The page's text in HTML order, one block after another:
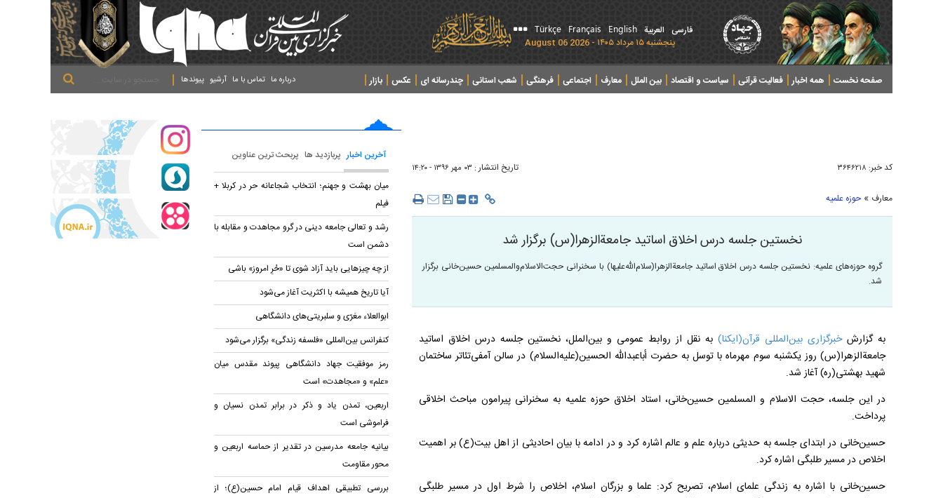
فارسی العربیة English
Français
Türkçe
پنجشنبه ۱۵ مرداد ۱۴۰۵ - 2026 August 06
صفحه نخست همه اخبار فعالیت قرآنی سیاست و اقتصاد بین الملل معارف اجتماعی فرهنگی شعب استانی چندرسانه ای عکس
بازار
پیوندها آرشیو تماس با ما درباره ما
کد خبر: ۳۶۴۶۲۱۸ تاریخ انتشار : ۰۳ مهر ۱۳۹۶ - ۱۴:۲۰
معارف » حوزه علمیه
نخستین جلسه درس اخلاق اساتید جامعةالزهرا(س) برگزار شد
گروه حوزه‌های علمیه: نخستین جلسه درس اخلاق اساتید جامعةالزهرا(سلام‌الله‌علیها) با سخنرانی حجت‌الاسلام‌والمسلمین حسین‌خانی برگزار
شد.
به گزارشخبرگزاری بین‌المللی قرآن(ایکنا) به نقل از روابط عمومی و بین‌الملل، نخستین جلسه درس اخلاق اساتید
جامعةالزهرا(س) روز یکشنبه سوم مهرماه با توسل به حضرت أباعبدالله الحسین(علیه‌السلام) در سالن آمفی‌تئاتر ساختمان
شهید بهشتی(ره) آغاز شد.
در این جلسه، حجت الاسلام و المسلمین حسین‌خانی، استاد اخلاق حوزه علمیه به سخنرانی پیرامون مباحث اخلاقی
پرداخت.
حسین‌خانی‌ در ابتدای جلسه به حدیثی درباره علم و عالم اشاره کرد و در ادامه با بیان احادیثی از اهل بیت(ع) بر اهمیت
اخلاص در مسیر طلبگی اشاره کرد.
حسین‌خانی با اشاره به زندگی علمای اسلام، تصریح کرد: علما و بزرگان اسلام، اخلاص را شرط اول در مسیر طلبگی
آخرین اخبار پربازدید ها پربحث ترین عناوین
میان بهشت و جهنم؛ انتخاب شجاعانه حر در کربلا +
فیلم
رشد و تعالی جامعه دینی در گرو مجاهدت و مقابله با
دشمن است
از چه چیزهایی باید آزاد شوی تا «حُرِ امروز» باشی
آیا تاریخ همیشه با اکثریت آغاز می‌شود
ابوالعلاء معَرّی و سلبریتی‌های دانشگاهی
کنفرانس بین‌المللی «فلسفه زندگی» برگزار می‌شود
رمز موفقیت جهاد دانشگاهی پیوند مقدس میان
«علم» و «مجاهدت» است
اربعین، تمدن یاد و ذکر در برابر تمدن نسیان و
فراموشی است
بیانیه‌ جامعه مدرسین در تقدیر از حماسه اربعین و
محور مقاومت
بررسی تطبیقی اهداف قیام امام حسین(ع)؛ از